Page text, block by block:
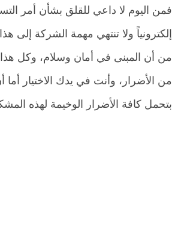
فمن اليوم لا داعي للقلق بشأن أمر
إلكترونياً ولا تنتهي مهمة الشركة إلى
من أن المبنى في أمان وسلام، وكل هذا
من الأضرار، وأنت في يدك الاختيار
بتحمل كافة الأضرار الوخيمة لهذه